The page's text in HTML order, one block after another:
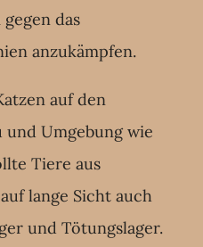
das
anzukämpfen.
auf den
und Umgebung wie
Tiere aus
lange Sicht auch
und Tötungslager.